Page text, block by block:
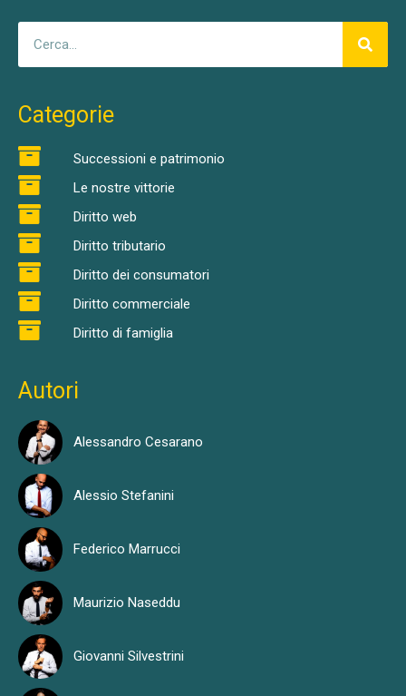
Categorie
Successioni e patrimonio
Le nostre vittorie
Diritto web
Diritto tributario
Diritto dei consumatori
Diritto commerciale
Diritto di famiglia
Autori
Alessandro Cesarano
Alessio Stefanini
Federico Marrucci
Maurizio Naseddu
Giovanni Silvestrini